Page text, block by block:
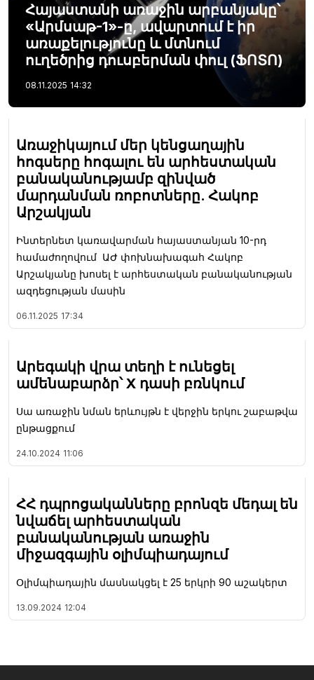
Հայաստանի առաջին արբանյակը՝
«Արմսաթ-1»-ը, ավարտում է իր
առաքելությունը և մտնում
ուղեծրից դուսբերման փուլ (ՖՈՏՈ)
08.11.2025 14:32
Առաջիկայում մեր կենցաղային
հոգսերը հոգալու են արհեստական
բանականությամբ զինված
մարդանման ռոբոտները. Հակոբ
Արշակյան
Ինտերնետ կառավարման հայաստանյան 10-րդ
համաժողովում ԱԺ փոխնախագահ Հակոբ
Արշակյանը խոսել է արհեստական բանականության
ազդեցության մասին
06.11.2025 17:34
Արեգակի վրա տեղի է ունեցել
ամենաբարձր՝ X դասի բռնկում
Սա առաջին նման երևույթն է վերջին երկու շաբաթվա
ընթացքում
24.10.2024 11:06
ՀՀ դպրոցականները բրոնզե մեդալ են
նվաճել արհեստական
բանականության առաջին
միջազգային օլիմպիադայում
Օլիմպիադային մասնակցել է 25 երկրի 90 աշակերտ
13.09.2024 12:04